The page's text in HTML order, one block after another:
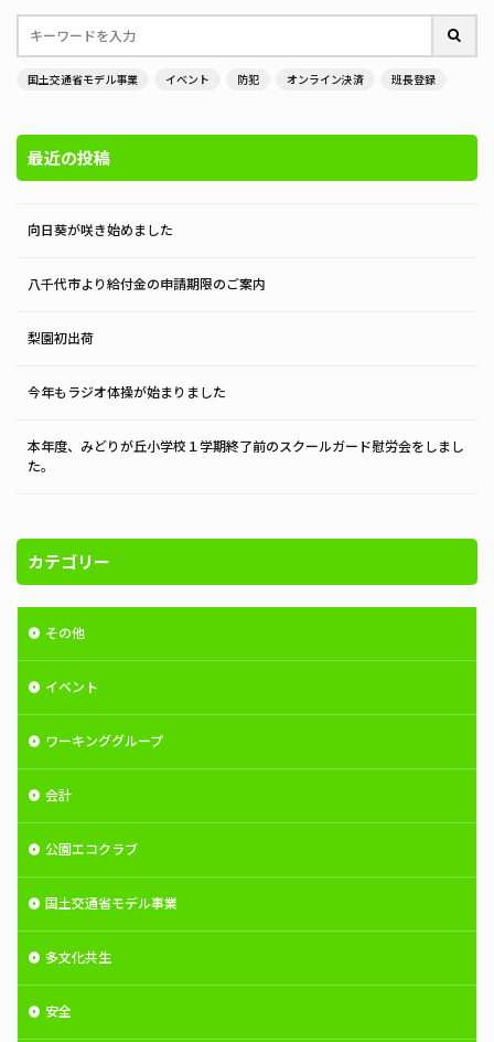
国土交通省モデル事業 イベント 防犯 オンライン決済 班長登録
最近の投稿
向日葵が咲き始めました
八千代市より給付金の申請期限のご案内
梨園初出荷
今年もラジオ体操が始まりました
本年度、みどりが丘小学校１学期終了前のスクールガード慰労会をしまし
た。
カテゴリー
その他
イベント
ワーキンググループ
会計
公園エコクラブ
国土交通省モデル事業
多文化共生
安全